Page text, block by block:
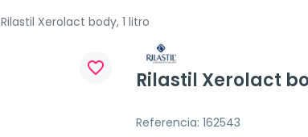
Rilastil Xerolact body, 1 litro
favorite_border
Rilastil Xerolact
Referencia: 162543